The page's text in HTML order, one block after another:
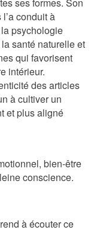
conduit à
psychologie
santé naturelle et
qui favorisent
intérieur.
des articles
à cultiver un
et plus aligné
bien-être
conscience.
à écouter ce